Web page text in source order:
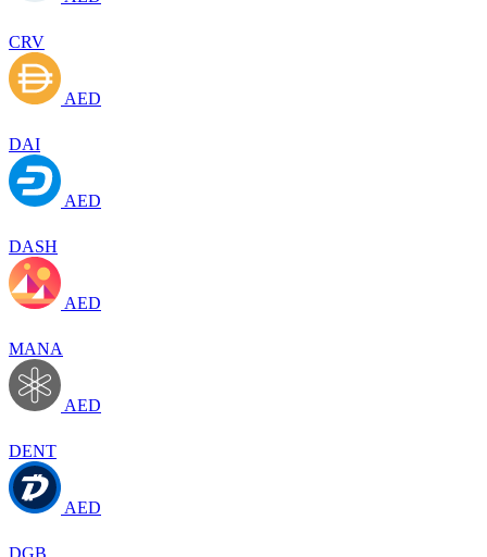
CRV
AED
DAI
AED
DASH
AED
MANA
AED
DENT
AED
DGB